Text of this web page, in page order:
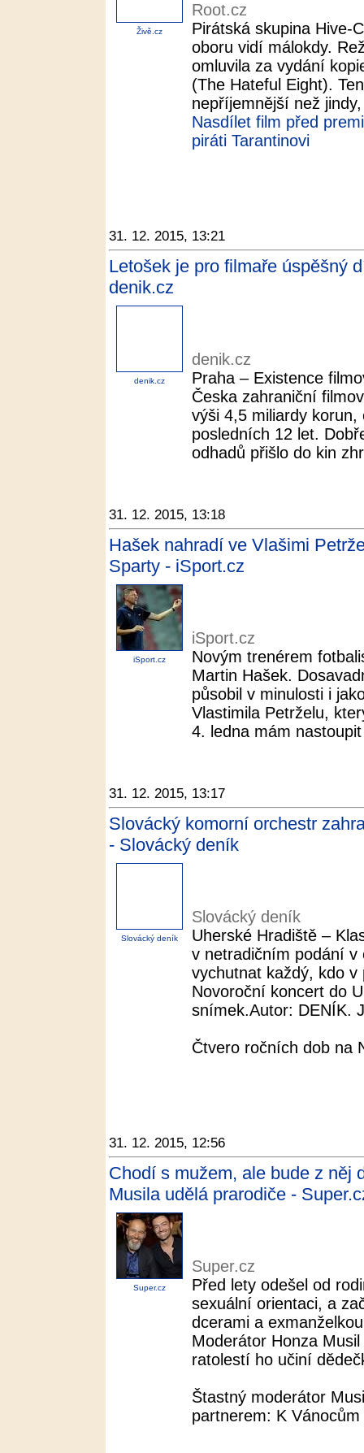
Živě.cz
Root.cz
Pirátská skupina Hive-
oboru vidí málokdy.
omluvila za vydání
(The Hateful Eight).
nepříjemnější než
Nasdílet film před
piráti Tarantinovi
31. 12. 2015, 13:21
Letošek je pro filmaře úspěšný
denik.cz
denik.cz
denik.cz
Praha – Existence
Česka zahraniční
výši 4,5 miliardy
posledních 12 let.
odhadů přišlo do kin
31. 12. 2015, 13:18
Hašek nahradí ve Vlašimi
Sparty - iSport.cz
iSport.cz
iSport.cz
Novým trenérem
Martin Hašek.
působil v minulosti i
Vlastimila Petrželu,
4. ledna mám
31. 12. 2015, 13:17
Slovácký komorní orchestr
- Slovácký deník
Slovácký deník
Slovácký deník
Uherské Hradiště –
v netradičním podání v
vychutnat každý, kdo
Novoroční koncert do
snímek.Autor: DENÍK.
Čtvero ročních dob na
31. 12. 2015, 12:56
Chodí s mužem, ale bude z něj
Musila udělá prarodiče -
Super.cz
Super.cz
Před lety odešel od
sexuální orientaci, a
dcerami a
Moderátor Honza
ratolestí ho učiní
Štastný moderátor
partnerem: K